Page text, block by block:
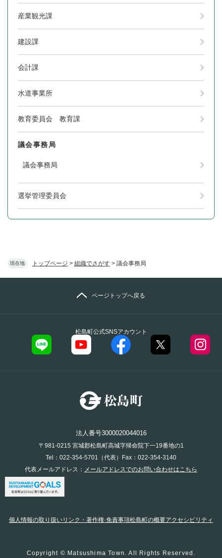
現在地 トップページ > 組織でさがす > 議会事務局
産業観光課
建設課
会計課
水道事業所
教育委員会 教育課
議会事務局
議会事務局
選挙管理委員会
松島町公式SNSアカウント
ページトップへ戻る
法人番号3000020044016
〒981-0215 宮城郡松島町高城字帰命院下一19番地の1
Tel：022-354-5701（代表）Fax：022-354-3140
代表メールアドレス： メールアドレスでのお問い合わせはこちら
個人情報の取り扱いリンク・著作権·免責事項松島町の概要アクセシビリティ
Copyright © Matsushima Town. All Rights Reserved.